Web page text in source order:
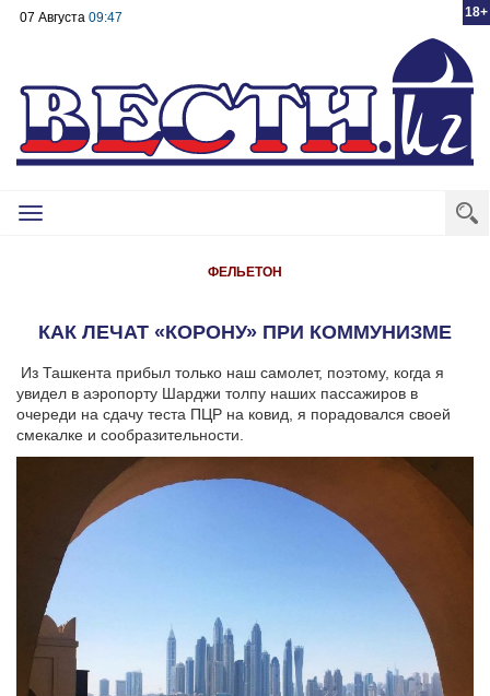
18+
07 Августа 09:47
Toggle
ФЕЛЬЕТОН
КАК ЛЕЧАТ «КОРОНУ» ПРИ КОММУНИЗМЕ
Из Ташкента прибыл только наш самолет, поэтому, когда я
увидел в аэропорту Шарджи толпу наших пассажиров в
очереди на сдачу теста ПЦР на ковид, я порадовался своей
смекалке и сообразительности.